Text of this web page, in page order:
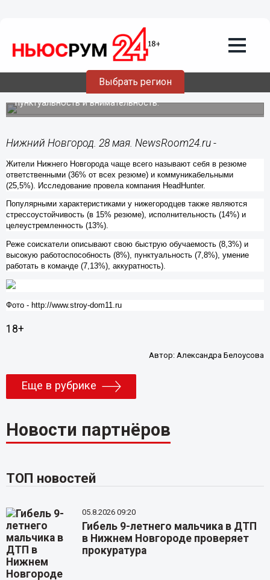
Выбрать регион
Большинство нижегородцев называют
себя ответственными и
коммуникабельными в своих резюме
Реже соискатели описывают свою работоспособность,
пунктуальность и внимательность.
Нижний Новгород. 28 мая. NewsRoom24.ru -
Жители Нижнего Новгорода чаще всего называют себя в резюме
ответственными (36% от всех резюме) и коммуникабельными
(25,5%). Исследование провела компания HeadHunter.
Популярными характеристиками у нижегородцев также являются
стрессоустойчивость (в 15% резюме), исполнительность (14%) и
целеустремленность (13%).
Реже соискатели описывают свою быструю обучаемость (8,3%) и
высокую работоспособность (8%), пунктуальность (7,8%), умение
работать в команде (7,13%), аккуратность).
Фото - http://www.stroy-dom11.ru
18+
Автор: Александра Белоусова
Еще в рубрике
Новости партнёров
ТОП новостей
05.8.2026 09:20
Гибель 9-летнего мальчика в ДТП
в Нижнем Новгороде проверяет
прокуратура